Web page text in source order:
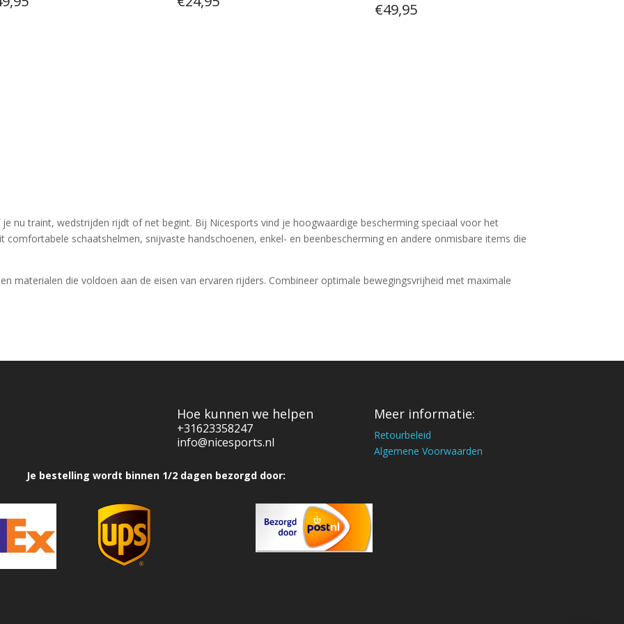
€49,95
nu traint, wedstrijden rijdt of net begint. Bij Nicesports vind je hoogwaardige bescherming speciaal voor het
comfortabele schaatshelmen, snijvaste handschoenen, enkel- en beenbescherming en andere onmisbare items die
materialen die voldoen aan de eisen van ervaren rijders. Combineer optimale bewegingsvrijheid met maximale
Hoe kunnen we helpen
+31623358247
info@nicesports.nl
Meer informatie:
Retourbeleid
Algemene Voorwaarden
Je bestelling wordt binnen 1/2 dagen bezorgd door: